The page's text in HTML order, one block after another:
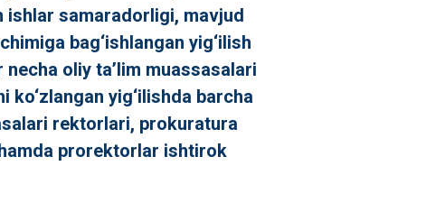
ishlar samaradorligi, mavjud
bag‘ishlangan yig‘ilish
necha oliy ta’lim muassasalari
ko‘zlangan yig‘ilishda barcha
rektorlari, prokuratura
prorektorlar ishtirok